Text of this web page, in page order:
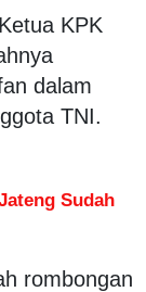
KPK
dalam
TNI.
Sudah
rombongan